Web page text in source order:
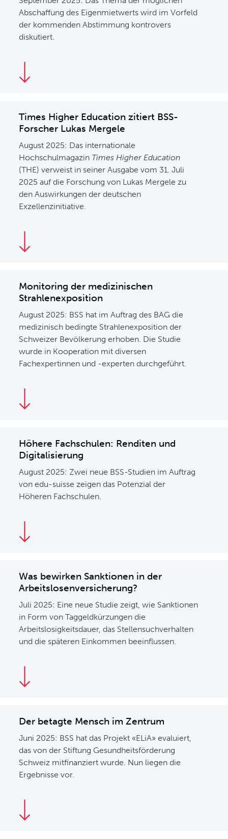
Abschaffung des Eigenmietwerts wird im Vorfeld
der kommenden Abstimmung kontrovers
diskutiert.
Times Higher Education zitiert BSS-
Forscher Lukas Mergele
August 2025: Das internationale
Hochschulmagazin Times Higher Education
(THE) verweist in seiner Ausgabe vom 31. Juli
2025 auf die Forschung von Lukas Mergele zu
den Auswirkungen der deutschen
Exzellenzinitiative.
Monitoring der medizinischen
Strahlenexposition
August 2025: BSS hat im Auftrag des BAG die
medizinisch bedingte Strahlenexposition der
Schweizer Bevölkerung erhoben. Die Studie
wurde in Kooperation mit diversen
Fachexpertinnen und -experten durchgeführt.
Höhere Fachschulen: Renditen und
Digitalisierung
August 2025: Zwei neue BSS-Studien im Auftrag
von edu-suisse zeigen das Potenzial der
Höheren Fachschulen.
Was bewirken Sanktionen in der
Arbeitslosenversicherung?
Juli 2025: Eine neue Studie zeigt, wie Sanktionen
in Form von Taggeldkürzungen die
Arbeitslosigkeitsdauer, das Stellensuchverhalten
und die späteren Einkommen beeinflussen.
Der betagte Mensch im Zentrum
Juni 2025: BSS hat das Projekt «ELiA» evaluiert,
das von der Stiftung Gesundheitsförderung
Schweiz mitfinanziert wurde. Nun liegen die
Ergebnisse vor.